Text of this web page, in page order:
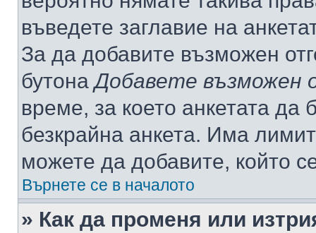
въведете заглавие на
За да добавите възможен
бутонаДобавете възможен
време, за което анкетата да
безкрайна анкета. Има
можете да добавите, който
Върнете се в началото
» Как да променя или